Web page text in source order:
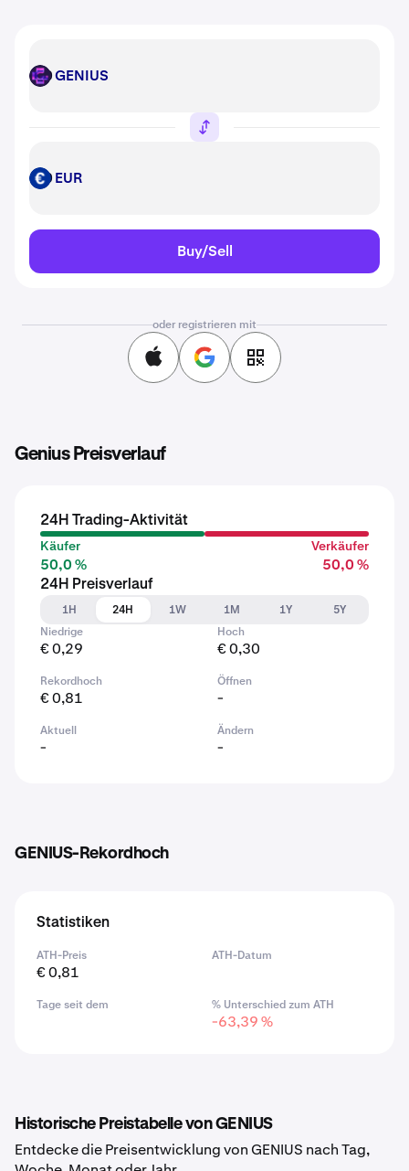
GENIUS GENIUS
EUR EUR
Buy/Sell
oder registrieren mit
Genius Preisverlauf
24H Trading-Aktivität
Käufer
50,0 %
Verkäufer
50,0 %
24H Preisverlauf
1H
24H 1W 1M 1Y
5Y
Niedrige
€ 0,29
Hoch
€ 0,30
Rekordhoch
€ 0,81
Öffnen
-
Aktuell
-
Ändern
-
GENIUS-Rekordhoch
Statistiken
ATH-Preis
€ 0,81
ATH-Datum
Tage seit dem % Unterschied zum ATH
-63,39 %
Historische Preistabelle von GENIUS
Entdecke die Preisentwicklung von GENIUS nach Tag,